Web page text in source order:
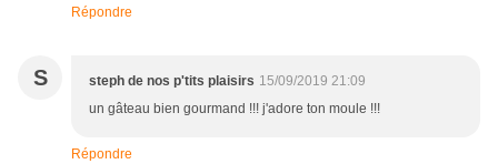
Répondre
S steph de nos p'tits plaisirs 15/09/2019 21:09
un gâteau bien gourmand !!! j'adore ton moule !!!
Répondre